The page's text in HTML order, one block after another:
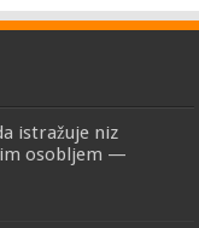
istražuje niz
osobljem —